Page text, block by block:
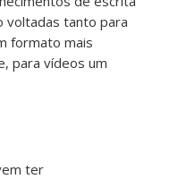
voltadas tanto para
formato mais
para vídeos um
ter